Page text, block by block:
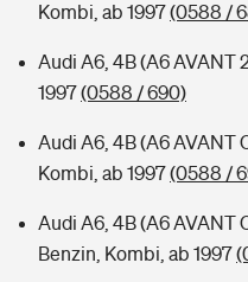
Kombi, ab 1997(0588 /
Audi A6, 4B (A6 AVANT
1997(0588 / 690)
Audi A6, 4B (A6 AVANT
Kombi, ab 1997(0588 /
Audi A6, 4B (A6 AVANT
Benzin, Kombi, ab 1997